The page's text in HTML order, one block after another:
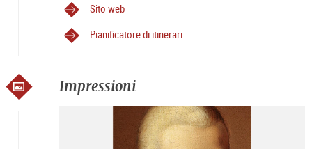
Sito web
Pianificatore di itinerari
Impressioni